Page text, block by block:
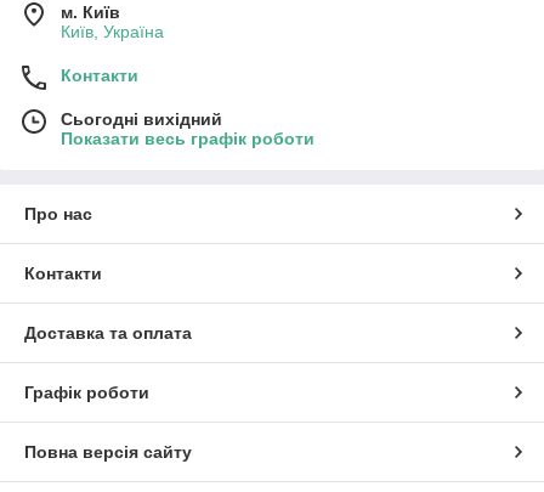
м. Київ
Київ, Україна
Контакти
Сьогодні вихідний
Показати весь графік роботи
Про нас
Контакти
Доставка та оплата
Графік роботи
Повна версія сайту